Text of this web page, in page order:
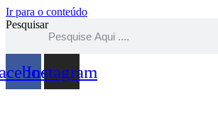
Ir para o conteúdo
Pesquisar
Instagram